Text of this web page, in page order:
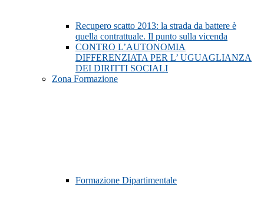
Recupero scatto 2013: la strada da battere è
quella contrattuale. Il punto sulla vicenda
CONTRO L’AUTONOMIA
DIFFERENZIATA PER L’ UGUAGLIANZA
DEI DIRITTI SOCIALI
Zona Formazione
Formazione Dipartimentale